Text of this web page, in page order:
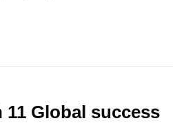
Global success